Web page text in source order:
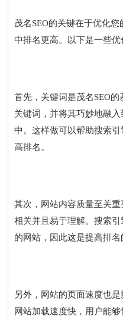
茂名SEO的关键在于优化
中排名更高。以下是一些优
首先，关键词是茂名SEO
关键词，并将其巧妙地融
中。这样做可以帮助搜索引
高排名。
其次，网站内容质量至关重
相关并且易于理解。搜索
的网站，因此这是提高排名
另外，网站的页面速度也
网站加载速度快，用户能